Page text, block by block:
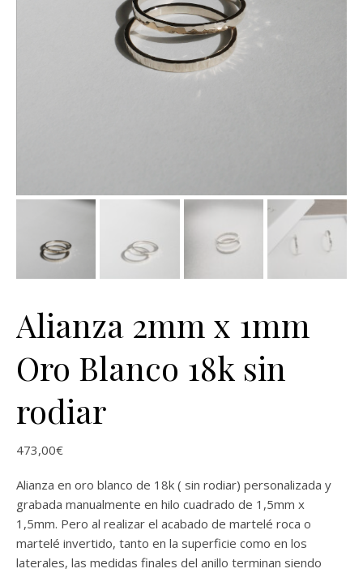
Alianza 2mm x 1mm
Oro Blanco 18k sin
rodiar
473,00€
Alianza en oro blanco de 18k ( sin rodiar) personalizada y
grabada manualmente en hilo cuadrado de 1,5mm x
1,5mm. Pero al realizar el acabado de martelé roca o
martelé invertido, tanto en la superficie como en los
laterales, las medidas finales del anillo terminan siendo